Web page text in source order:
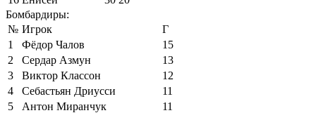
Бомбардиры:
№ Игрок
Г
1
Фёдор Чалов
15
2
Сердар Азмун
13
3
Виктор Классон
12
4
Себастьян Дриусси
11
5
Антон Миранчук
11